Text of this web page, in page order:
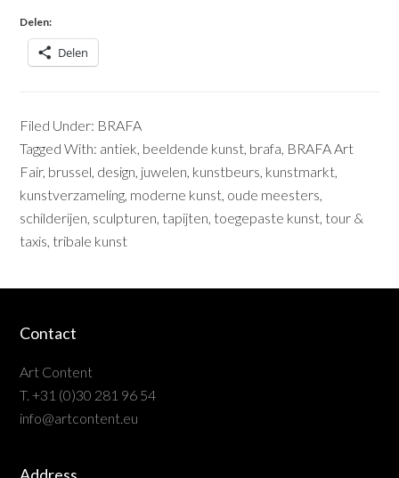
Delen:
Delen
Filed Under: BRAFA
Tagged With: antiek, beeldende kunst, brafa, BRAFA Art
Fair, brussel, design, juwelen, kunstbeurs, kunstmarkt,
kunstverzameling, moderne kunst, oude meesters,
schilderijen, sculpturen, tapijten, toegepaste kunst, tour &
taxis, tribale kunst
Contact
Art Content
T. +31 (0)30 281 96 54
info@artcontent.eu